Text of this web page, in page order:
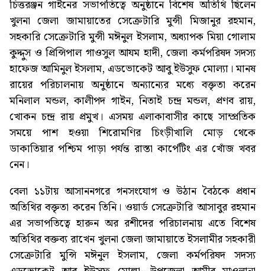
চিত্তরঞ্জন গাইনের সভাপতিত্বে অনুষ্ঠানে বিশেষ অতিথি ছিলেন
খুলনা জেলা জামায়াতের সেক্রেটারি মুন্সী মিজানুর রহমান,
সহকারি সেক্রেটারি মুন্সী মঈনুল ইসলাম, অধ্যাপক মিয়া গোলাম
কুদ্দুস ও প্রিন্সিপাল গাওসুল আযম হাদী, জেলা কর্মপরিষদ সদস্য
হাফেজ আমিনুল ইসলাম, এডভোকেট আবু ইউসুফ মোল্যা। মানষ
রায়ের পরিচালনায় অনুষ্ঠানে অন্যান্যের মধ্যে বক্তৃতা করেন
মনিলাল মন্ডল, কালীপদ গাইন, নিতাই চন্দ্র মন্ডল, প্রণব রায়,
খোকন চন্দ্র রায় প্রমুখ। এসময় এলাকাবাসীর কাছে সাম্প্রতিক
সময়ে পাশ হওয়া শিরোমণির চিংড়ীখালি মোড় থেকে
ডাকাতিয়ার পশ্চিম পাড়া পর্যন্ত রাস্তা কার্পেটিং এর খোঁজ খবর
নেন।
বেলা ১১টায় আসাননগরে গনসংযোগ ও উঠান বৈঠকে প্রধান
অতিথির বক্তৃতা করেন তিনি। ওয়ার্ড সেক্রেটারি আসাবুর রহমান
এর সভাপতিত্বে হারুন অর রশীদের পরিচালনায় এতে বিশেষ
অতিথির বক্তব্য রাখেন খুলনা জেলা জামায়াতে ইসলামীর সহকারী
সেক্রেটারি মুন্সি মঈনুল ইসলাম, জেলা কর্মপরিষদ সদস্য